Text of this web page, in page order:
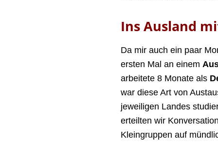
Ins Ausland
Da mir auch ein paar
ersten Mal an einem
arbeitete 8 Monate als
war diese Art von
jeweiligen Landes
erteilten wir
Kleingruppen auf